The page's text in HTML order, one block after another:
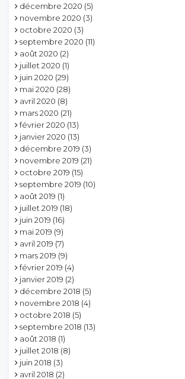
décembre 2020 (5)
novembre 2020 (3)
octobre 2020 (3)
septembre 2020 (11)
août 2020 (2)
juillet 2020 (1)
juin 2020 (29)
mai 2020 (28)
avril 2020 (8)
mars 2020 (21)
février 2020 (13)
janvier 2020 (13)
décembre 2019 (3)
novembre 2019 (21)
octobre 2019 (15)
septembre 2019 (10)
août 2019 (1)
juillet 2019 (18)
juin 2019 (16)
mai 2019 (9)
avril 2019 (7)
mars 2019 (9)
février 2019 (4)
janvier 2019 (2)
décembre 2018 (5)
novembre 2018 (4)
octobre 2018 (5)
septembre 2018 (13)
août 2018 (1)
juillet 2018 (8)
juin 2018 (3)
avril 2018 (2)